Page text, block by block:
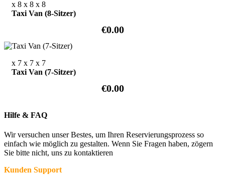
x 8 x 8 x 8
Taxi Van (8-Sitzer)
€0.00
x 7 x 7 x 7
Taxi Van (7-Sitzer)
€0.00
Hilfe & FAQ
Wir versuchen unser Bestes, um Ihren Reservierungsprozess so
einfach wie möglich zu gestalten. Wenn Sie Fragen haben, zögern
Sie bitte nicht, uns zu kontaktieren
Kunden Support